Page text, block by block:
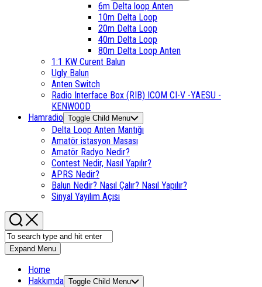
6m Delta loop Anten
10m Delta Loop
20m Delta Loop
40m Delta Loop
80m Delta Loop Anten
1:1 KW Curent Balun
Ugly Balun
Anten Switch
Radio Interface Box (RIB) ICOM CI-V -YAESU -
KENWOOD
Hamradio Toggle Child Menu
Delta Loop Anten Mantığı
Amatör istasyon Masası
Amatör Radyo Nedir?
Contest Nedir, Nasıl Yapılır?
APRS Nedir?
Balun Nedir? Nasıl Çalır? Nasıl Yapılır?
Sinyal Yayılım Açısı
Expand Menu
Home
Hakkımda Toggle Child Menu